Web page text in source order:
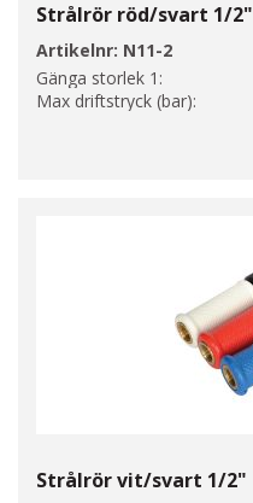
Strålrör röd/svart 1/2"
Artikelnr: N11-2
Gänga storlek 1:
Max driftstryck (bar):
Strålrör vit/svart 1/2"